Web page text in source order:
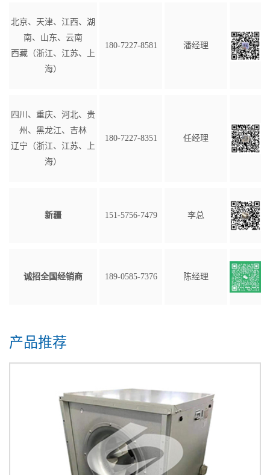
北京、天津、江西、湖
南、山东、云南
西藏（浙江、江苏、上
海）
180-7227-8581 潘经理
四川、重庆、河北、贵
州、黑龙江、吉林
辽宁（浙江、江苏、上
海）
180-7227-8351 任经理
新疆 151-5756-7479 李总
诚招全国经销商 189-0585-7376 陈经理
产品推荐